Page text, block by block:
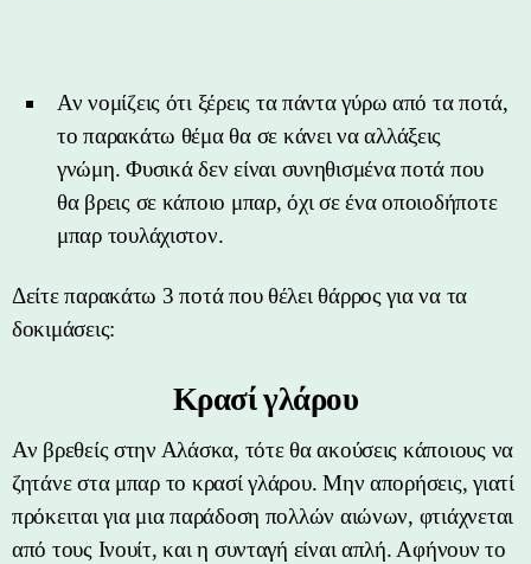
Αν νομίζεις ότι ξέρεις τα πάντα γύρω από τα ποτά,
το παρακάτω θέμα θα σε κάνει να αλλάξεις
γνώμη. Φυσικά δεν είναι συνηθισμένα ποτά που
θα βρεις σε κάποιο μπαρ, όχι σε ένα οποιοδήποτε
μπαρ τουλάχιστον.
Δείτε παρακάτω 3 ποτά που θέλει θάρρος για να τα
δοκιμάσεις:
Κρασί γλάρου
Αν βρεθείς στην Αλάσκα, τότε θα ακούσεις κάποιους να
ζητάνε στα μπαρ το κρασί γλάρου. Μην απορήσεις, γιατί
πρόκειται για μια παράδοση πολλών αιώνων, φτιάχνεται
από τους Ινουίτ, και η συνταγή είναι απλή. Αφήνουν το